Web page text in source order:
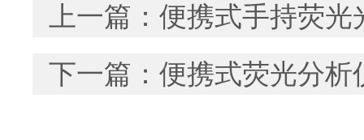
上一篇： 便携式手持荧光
下一篇： 便携式荧光分析